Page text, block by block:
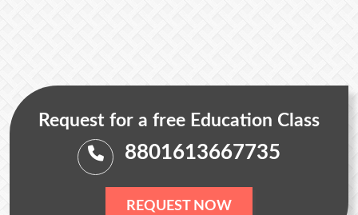
Request for a free Education Class
8801613667735
REQUEST NOW